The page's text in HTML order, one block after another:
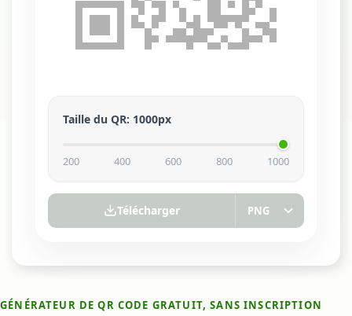
Taille du QR: 1000px
200 400 600 800 1000
Télécharger PNG
GÉNÉRATEUR DE QR CODE GRATUIT, SANS INSCRIPTION